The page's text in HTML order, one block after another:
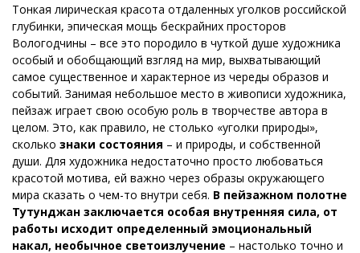
Тонкая лирическая красота отдаленных уголков российской
глубинки, эпическая мощь бескрайних просторов
Вологодчины – все это породило в чуткой душе художника
особый и обобщающий взгляд на мир, выхватывающий
самое существенное и характерное из череды образов и
событий. Занимая небольшое место в живописи художника,
пейзаж играет свою особую роль в творчестве автора в
целом. Это, как правило, не столько «уголки природы»,
сколько знаки состояния – и природы, и собственной
души. Для художника недостаточно просто любоваться
красотой мотива, ей важно через образы окружающего
мира сказать о чем-то внутри себя. В пейзажном полотне
Тутунджан заключается особая внутренняя сила, от
работы исходит определенный эмоциональный
накал, необычное светоизлучение – настолько точно и